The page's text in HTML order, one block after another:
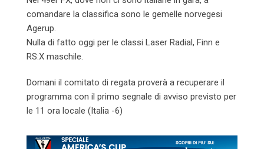
comandare la classifica sono le gemelle norvegesi
Agerup.
Nulla di fatto oggi per le classi Laser Radial, Finn e
RS:X maschile.
Domani il comitato di regata proverà a recuperare il
programma con il primo segnale di avviso previsto per
le 11 ora locale (Italia -6)